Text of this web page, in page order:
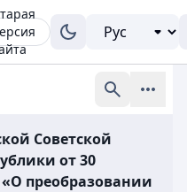
Советской
от 30
«О преобразовании